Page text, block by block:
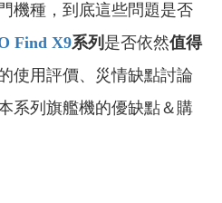
機種，到底這些問題是否
Find X9系列 是否依然值得
使用評價、災情缺點討論
系列旗艦機的優缺點＆購